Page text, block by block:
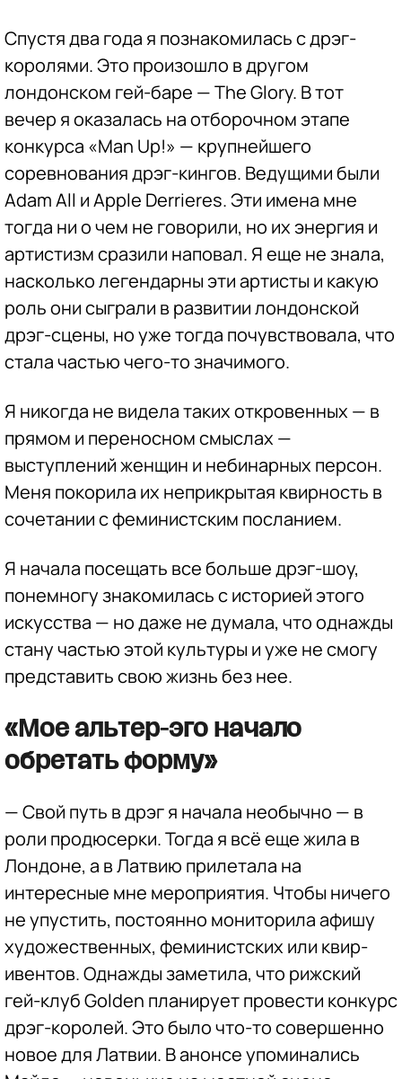
Спустя два года я познакомилась с дрэг-
королями. Это произошло в другом
лондонском гей-баре — The Glory. В тот
вечер я оказалась на отборочном этапе
конкурса «Man Up!» — крупнейшего
соревнования дрэг-кингов. Ведущими были
Adam All и Apple Derrieres. Эти имена мне
тогда ни о чем не говорили, но их энергия и
артистизм сразили наповал. Я еще не знала,
насколько легендарны эти артисты и какую
роль они сыграли в развитии лондонской
дрэг-сцены, но уже тогда почувствовала, что
стала частью чего-то значимого.
Я никогда не видела таких откровенных — в
прямом и переносном смыслах —
выступлений женщин и небинарных персон.
Меня покорила их неприкрытая квирность в
сочетании с феминистским посланием.
Я начала посещать все больше дрэг-шоу,
понемногу знакомилась с историей этого
искусства — но даже не думала, что однажды
стану частью этой культуры и уже не смогу
представить свою жизнь без нее.
«Мое альтер-эго начало
обретать форму»
— Свой путь в дрэг я начала необычно — в
роли продюсерки. Тогда я всё еще жила в
Лондоне, а в Латвию прилетала на
интересные мне мероприятия. Чтобы ничего
не упустить, постоянно мониторила афишу
художественных, феминистских или квир-
ивентов. Однажды заметила, что рижский
гей-клуб Golden планирует провести конкурс
дрэг-королей. Это было что-то совершенно
новое для Латвии. В анонсе упоминались